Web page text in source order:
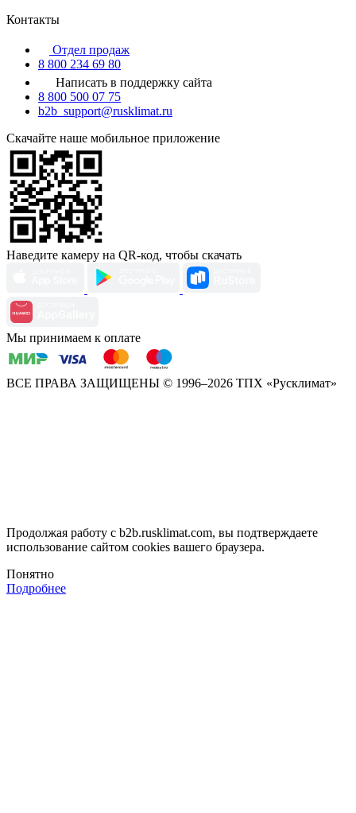
Контакты
Отдел продаж
8 800 234 69 80
Написать в поддержку сайта
8 800 500 07 75
b2b_support@rusklimat.ru
Скачайте наше мобильное приложение
Наведите камеру на QR-код, чтобы скачать
Мы принимаем к оплате
ВСЕ ПРАВА ЗАЩИЩЕНЫ © 1996–2026 ТПХ «Русклимат»
Продолжая работу с b2b.rusklimat.com, вы подтверждаете
использование сайтом cookies вашего браузера.
Понятно
Подробнее